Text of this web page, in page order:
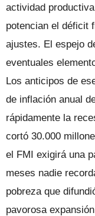
actividad
potencian el déficit
ajustes. El espejo
eventuales
Los anticipos de
de inflación anual
rápidamente la
cortó 30.000
el FMI exigirá una
meses nadie
pobreza que
pavorosa